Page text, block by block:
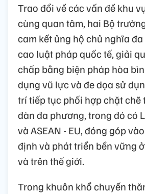
Trao đổi về các vấn đề khu
cùng quan tâm, hai Bộ
cam kết ủng hộ chủ nghĩa
cao luật pháp quốc tế, giải
chấp bằng biện pháp hòa
dụng vũ lực và đe dọa sử
trí tiếp tục phối hợp chặt chẽ
đàn đa phương, trong đó có
và ASEAN - EU, đóng góp
định và phát triển bền vững
và trên thế giới.
Trong khuôn khổ chuyến